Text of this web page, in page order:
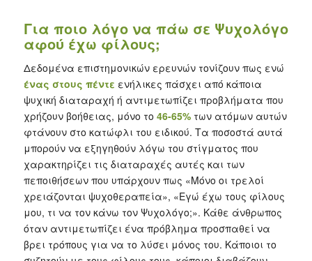
Για ποιο λόγο να πάω σε Ψυχολόγο
αφού έχω φίλους;
Δεδομένα επιστημονικών ερευνών τονίζουν πως ενώ
ένας στους πέντε ενήλικες πάσχει από κάποια
ψυχική διαταραχή ή αντιμετωπίζει προβλήματα που
χρήζουν βοήθειας, μόνο το 46-65%των ατόμων αυτών
φτάνουν στο κατώφλι του ειδικού. Τα ποσοστά αυτά
μπορούν να εξηγηθούν λόγω του στίγματος που
χαρακτηρίζει τις διαταραχές αυτές και των
πεποιθήσεων που υπάρχουν πως «Μόνο οι τρελοί
χρειάζονται ψυχοθεραπεία», «Εγώ έχω τους φίλους
μου, τι να τον κάνω τον Ψυχολόγο;». Κάθε άνθρωπος
όταν αντιμετωπίζει ένα πρόβλημα προσπαθεί να
βρει τρόπους για να το λύσει μόνος του. Κάποιοι το